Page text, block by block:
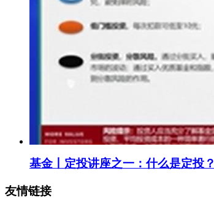
基金丨定投讲座之一：什么是定投？
友情链接